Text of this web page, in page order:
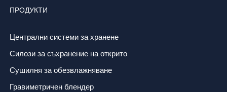
ПРОДУКТИ
Централни системи за хранене
Силози за съхранение на открито
Сушилня за обезвлажняване
Гравиметричен блендер